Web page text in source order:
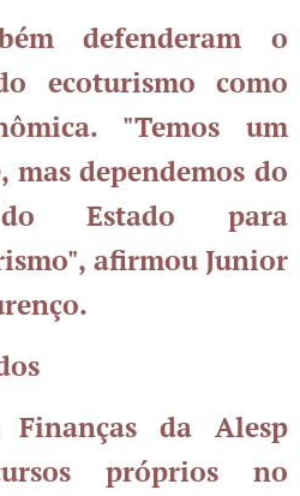
defenderam o
ecoturismo como
"Temos um
dependemos do
do Estado para
afirmou Junior
da Alesp
próprios no